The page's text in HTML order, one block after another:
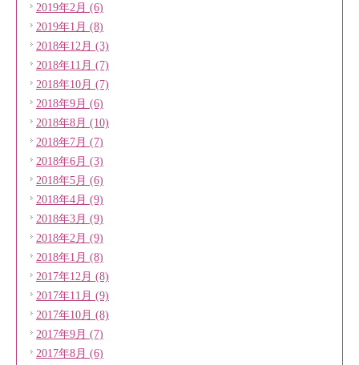
2019年2月 (6)
2019年1月 (8)
2018年12月 (3)
2018年11月 (7)
2018年10月 (7)
2018年9月 (6)
2018年8月 (10)
2018年7月 (7)
2018年6月 (3)
2018年5月 (6)
2018年4月 (9)
2018年3月 (9)
2018年2月 (9)
2018年1月 (8)
2017年12月 (8)
2017年11月 (9)
2017年10月 (8)
2017年9月 (7)
2017年8月 (6)